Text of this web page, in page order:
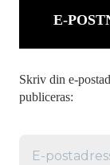
svartvit
E-
Skriv din e-
publiceras: